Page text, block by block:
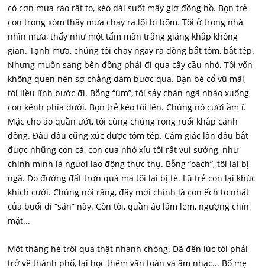
có cơn mưa rào rất to, kéo dái suốt mấy giờ đồng hồ. Bọn trẻ
con trong xóm thấy mưa chạy ra lội bì bõm. Tôi ở trong nhà
nhìn mưa, thấy như một tấm màn trắng giăng khắp không
gian. Tạnh mưa, chúng tôi chạy ngay ra đồng bắt tôm, bắt tép.
Nhưng muốn sang bên đồng phải đi qua cây cầu nhỏ. Tôi vốn
không quen nên sợ chẳng dám bước qua. Bạn bè cổ vũ mãi,
tôi liều lĩnh bước đi. Bỗng “ùm”, tôi sảy chân ngã nhào xuống
con kênh phía dưới. Bọn trẻ kéo tôi lên. Chúng nó cười ầm ĩ.
Mặc cho áo quần ướt, tôi cùng chúng rong ruổi khắp cánh
đồng. Đâu đâu cũng xúc được tôm tép. Cảm giác lần đầu bắt
được những con cá, con cua nhỏ xíu tôi rất vui sướng, như
chính mình là người lao động thực thụ. Bỗng “oạch”, tôi lại bị
ngã. Do đường đất trơn quá mà tôi lại bị té. Lũ trẻ con lại khúc
khích cười. Chúng nói rằng, đây mới chính là con ếch to nhất
của buổi đi “săn” này. Còn tôi, quần áo lấm lem, ngượng chín
mặt...
Một tháng hè trôi qua thật nhanh chóng. Đã đến lúc tôi phải
trở về thành phố, lại học thêm văn toán và âm nhạc... Bố mẹ